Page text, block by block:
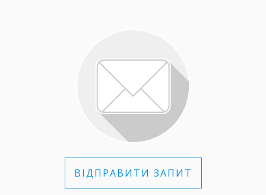
ВІДПРАВИТИ ЗАПИТ